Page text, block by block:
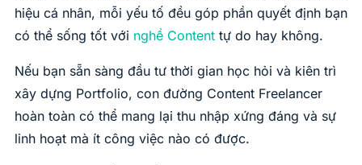
hiệu cá nhân, mỗi yếu tố đều góp phần quyết định bạn
có thể sống tốt với nghề Content tự do hay không.
Nếu bạn sẵn sàng đầu tư thời gian học hỏi và kiên trì
xây dựng Portfolio, con đường Content Freelancer
hoàn toàn có thể mang lại thu nhập xứng đáng và sự
linh hoạt mà ít công việc nào có được.